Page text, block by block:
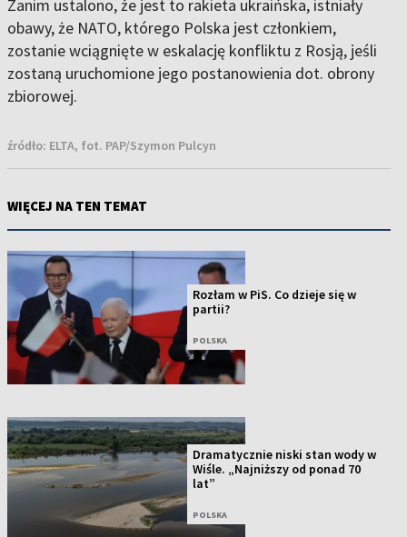
Zanim ustalono, że jest to rakieta ukraińska, istniały
obawy, że NATO, którego Polska jest członkiem,
zostanie wciągnięte w eskalację konfliktu z Rosją, jeśli
zostaną uruchomione jego postanowienia dot. obrony
zbiorowej.
źródło: ELTA, fot. PAP/Szymon Pulcyn
WIĘCEJ NA TEN TEMAT
Rozłam w PiS. Co dzieje się w
partii?
POLSKA
Dramatycznie niski stan wody w
Wiśle. „Najniższy od ponad 70
lat”
POLSKA